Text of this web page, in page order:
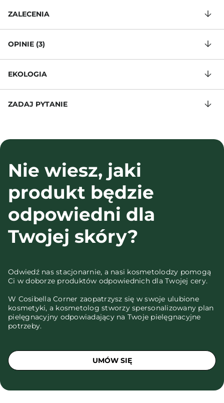
ZALECENIA
OPINIE (3)
EKOLOGIA
ZADAJ PYTANIE
Nie wiesz, jaki
produkt będzie
odpowiedni dla
Twojej skóry?
Odwiedź nas stacjonarnie, a nasi kosmetolodzy pomogą
Ci w doborze produktów odpowiednich dla Twojej cery.
W Cosibella Corner zaopatrzysz się w swoje ulubione
kosmetyki, a kosmetolog stworzy spersonalizowany plan
pielęgnacyjny odpowiadający na Twoje pielęgnacyjne
potrzeby.
UMÓW SIĘ